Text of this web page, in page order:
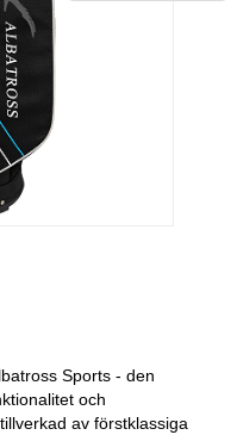
Sports - den
och
av förstklassiga